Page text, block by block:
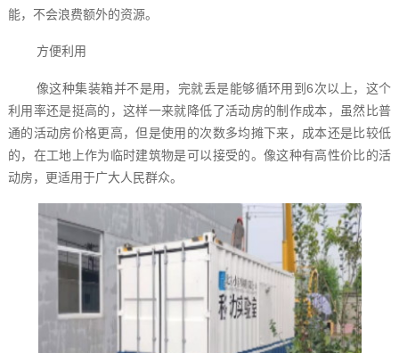
能，不会浪费额外的资源。
方便利用
像这种集装箱并不是用，完就丢是能够循环用到6次以上，这个
利用率还是挺高的，这样一来就降低了活动房的制作成本，虽然比普
通的活动房价格更高，但是使用的次数多均摊下来，成本还是比较低
的，在工地上作为临时建筑物是可以接受的。像这种有高性价比的活
动房，更适用于广大人民群众。